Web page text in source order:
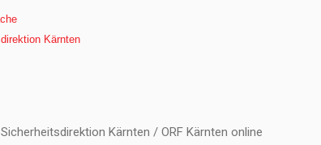
Kärnten
Kärnten / ORF Kärnten online